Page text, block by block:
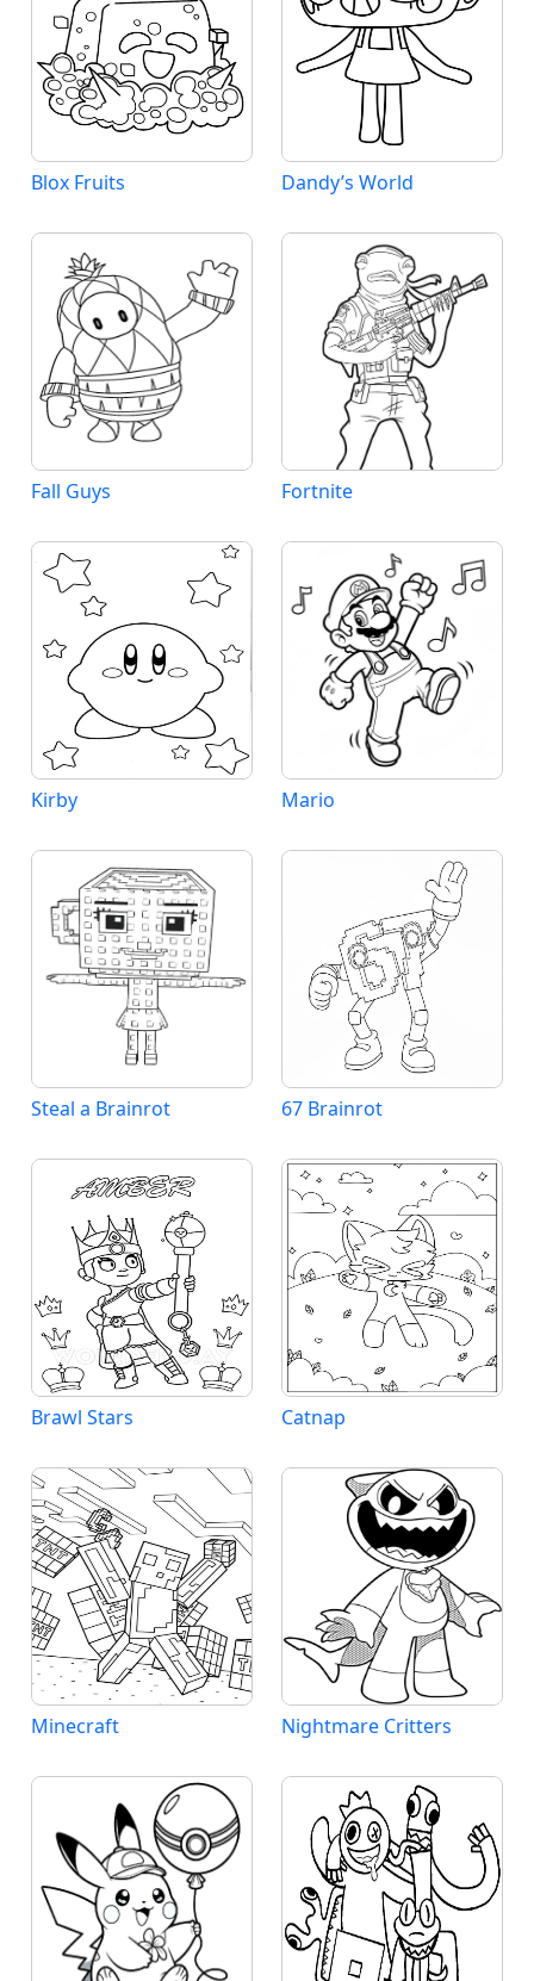
Blox Fruits Dandy’s World
Fall Guys Fortnite
Kirby Mario
Steal a Brainrot 67 Brainrot
Brawl Stars Catnap
Minecraft Nightmare Critters